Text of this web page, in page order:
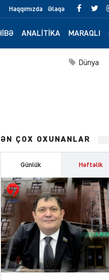
Haqqımızda Əlaqə
ANALITIKA MARAQLI
Dünya
ƏN ÇOX OXUNANLAR
Günlük Həftəlik